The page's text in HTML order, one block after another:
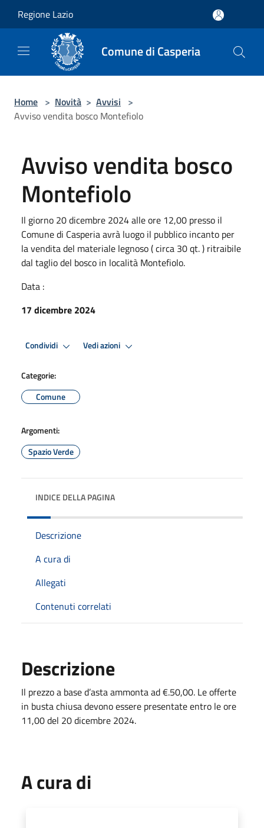
Regione Lazio
Comune di Casperia
Home > Novità > Avvisi >
Avviso vendita bosco Montefiolo
Avviso vendita bosco
Montefiolo
Il giorno 20 dicembre 2024 alle ore 12,00 presso il
Comune di Casperia avrà luogo il pubblico incanto per
la vendita del materiale legnoso ( circa 30 qt. ) ritraibile
dal taglio del bosco in località Montefiolo.
Data :
17 dicembre 2024
Condividi Vedi azioni
Categorie:
Comune
Argomenti:
Spazio Verde
INDICE DELLA PAGINA
Descrizione
A cura di
Allegati
Contenuti correlati
Descrizione
Il prezzo a base d’asta ammonta ad €.50,00. Le offerte
in busta chiusa devono essere presentate entro le ore
11,00 del 20 dicembre 2024.
A cura di